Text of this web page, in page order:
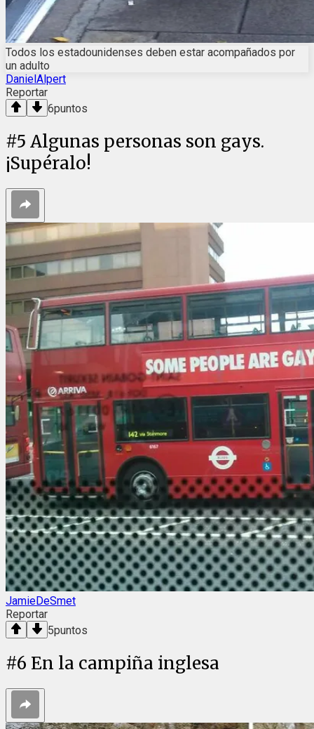
Todos los estadounidenses deben estar acompañados por
un adulto
DanielAlpert
Reportar
6puntos
#5 Algunas personas son gays.
¡Supéralo!
JamieDeSmet
Reportar
5puntos
#6 En la campiña inglesa